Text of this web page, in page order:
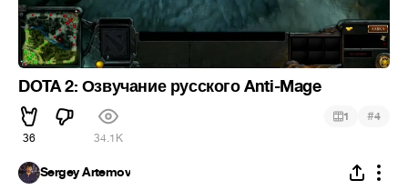
DOTA 2: Озвучание русского Anti-Mage
36 34.1K
1 #4
Sergey Artemov